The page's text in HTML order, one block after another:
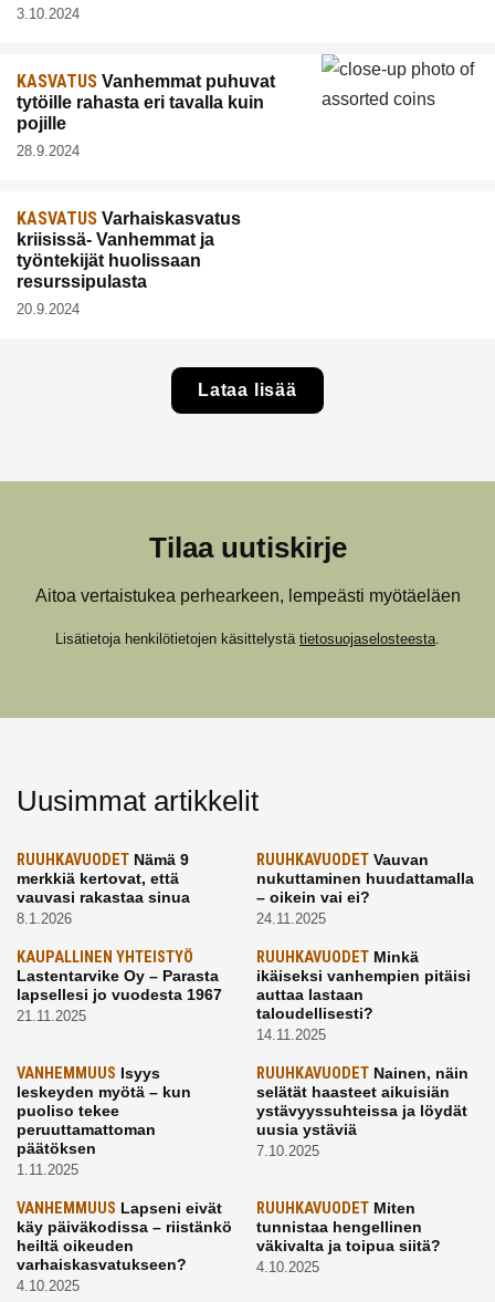
3.10.2024
KASVATUS Vanhemmat puhuvat
tytöille rahasta eri tavalla kuin
pojille
28.9.2024
KASVATUS Varhaiskasvatus
kriisissä- Vanhemmat ja
työntekijät huolissaan
resurssipulasta
20.9.2024
Lataa lisää
Tilaa uutiskirje
Aitoa vertaistukea perhearkeen, lempeästi myötäeläen
Lisätietoja henkilötietojen käsittelystä tietosuojaselosteesta.
Uusimmat artikkelit
RUUHKAVUODET Nämä 9
merkkiä kertovat, että
vauvasi rakastaa sinua
8.1.2026
RUUHKAVUODETVauvan
nukuttaminen huudattamalla
– oikein vai ei?
24.11.2025
KAUPALLINEN YHTEISTYÖ
Lastentarvike Oy – Parasta
lapsellesi jo vuodesta 1967
21.11.2025
RUUHKAVUODETMinkä
ikäiseksi vanhempien pitäisi
auttaa lastaan
taloudellisesti?
14.11.2025
VANHEMMUUS Isyys
leskeyden myötä – kun
puoliso tekee
peruuttamattoman
päätöksen
1.11.2025
RUUHKAVUODETNainen, näin
selätät haasteet aikuisiän
ystävyyssuhteissa ja löydät
uusia ystäviä
7.10.2025
VANHEMMUUS Lapseni eivät
käy päiväkodissa – riistänkö
heiltä oikeuden
varhaiskasvatukseen?
4.10.2025
RUUHKAVUODETMiten
tunnistaa hengellinen
väkivalta ja toipua siitä?
4.10.2025